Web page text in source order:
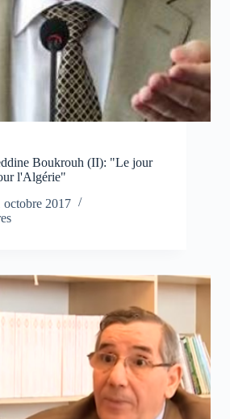
Boukrouh (II): "Le jour
l'Algérie"
octobre 2017